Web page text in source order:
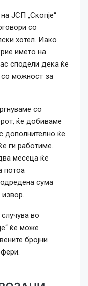
ЈСП „Скопје“
со
хотел. Иако
името на
сподели дека ќе
со можност за
со
ќе добиваме
дополнително ќе
ги работиме.
месеца ќе
потоа
сума
во
ќе може
бројни